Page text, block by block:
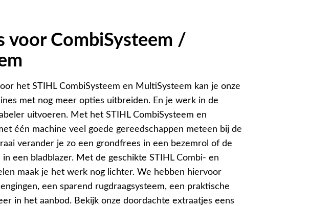
voor CombiSysteem /
het STIHL CombiSysteem en MultiSysteem kan je onze
met nog meer opties uitbreiden. En je werk in de
uitvoeren. Met het STIHL CombiSysteem en
één machine veel goede gereedschappen meteen bij de
verander je zo een grondfrees in een bezemrol of de
in een bladblazer. Met de geschikte STIHL Combi- en
maak je het werk nog lichter. We hebben hiervoor
een sparend rugdraagsysteem, een praktische
in het aanbod. Bekijk onze doordachte extraatjes eens